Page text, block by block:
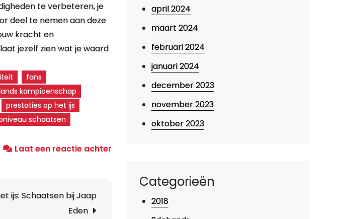
te verbeteren, je
deel te nemen aan deze
kracht en
jezelf zien wat je waard
fans
kampioenschap
prestaties op het ijs
schaatsen
Laat een reactie achterop
Kampioenschappen
Schaatsen:
ijs: Schaatsen bij Jaap
Eden
april 2024
maart 2024
februari 2024
januari 2024
december 2023
november 2023
oktober 2023
Categorieën
2018